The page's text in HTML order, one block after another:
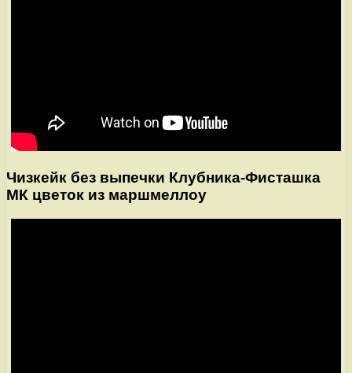
Чизкейк без выпечки Клубника-Фисташка
МК цветок из маршмеллоу